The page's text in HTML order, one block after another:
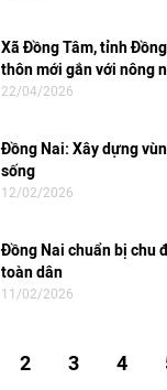
Xã Đồng Tâm, tỉnh
thôn mới gắn với nông
22/04/2026
Đồng Nai: Xây dựng
sống
12/02/2026
Đồng Nai chuẩn bị chu
toàn dân
11/02/2026
2 3 4